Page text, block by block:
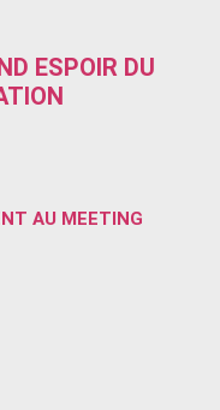
ESPOIR DU
AU MEETING